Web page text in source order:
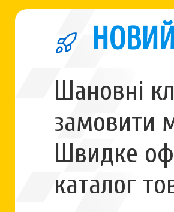
Шановні
замовити
Швидке
каталог